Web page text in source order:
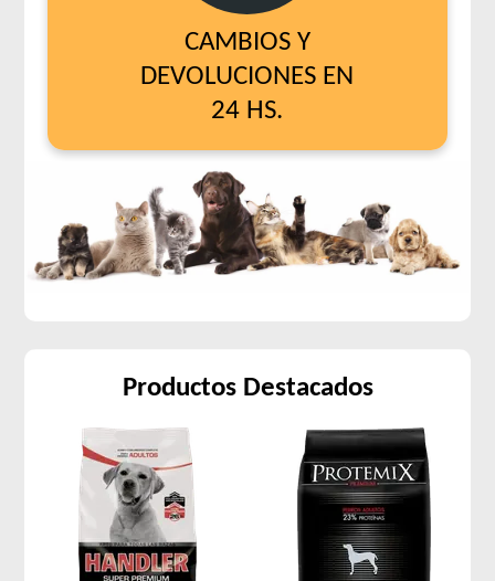
CAMBIOS Y
DEVOLUCIONES EN
24 HS.
Productos Destacados